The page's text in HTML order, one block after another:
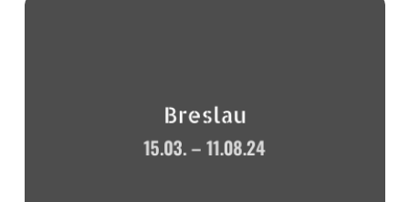
Breslau
15.03. – 11.08.24